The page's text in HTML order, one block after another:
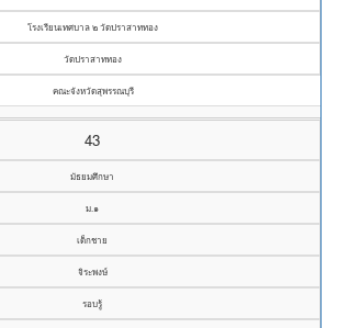
โรงเรียนเทศบาล ๒ วัดปราสาททอง
วัดปราสาททอง
คณะจังหวัดสุพรรณบุรี
43
มัธยมศึกษา
ม.๑
เด็กชาย
จิระพงษ์
รอบรู้